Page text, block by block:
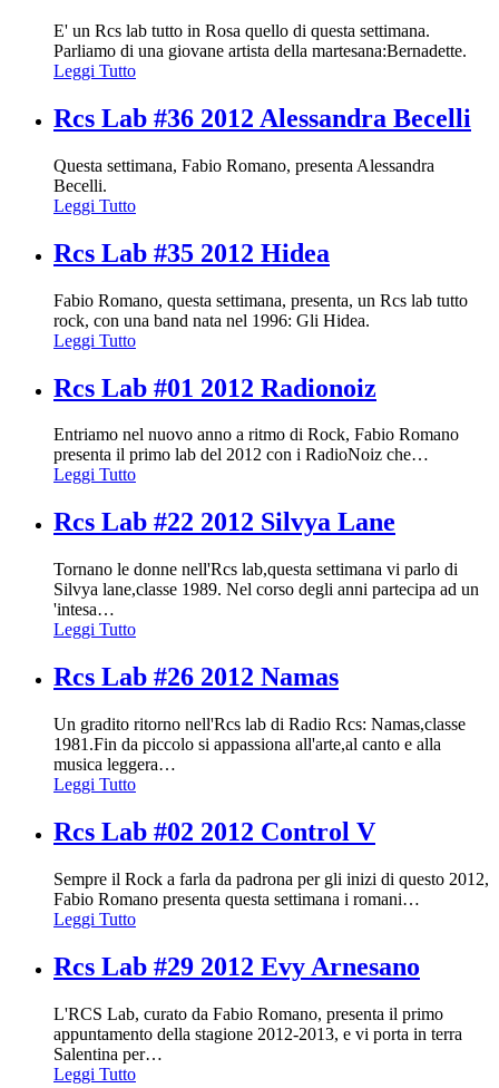
E' un Rcs lab tutto in Rosa quello di questa settimana.
Parliamo di una giovane artista della martesana:Bernadette.
Leggi Tutto
Rcs Lab #36 2012 Alessandra Becelli
Questa settimana, Fabio Romano, presenta Alessandra
Becelli.
Leggi Tutto
Rcs Lab #35 2012 Hidea
Fabio Romano, questa settimana, presenta, un Rcs lab tutto
rock, con una band nata nel 1996: Gli Hidea.
Leggi Tutto
Rcs Lab #01 2012 Radionoiz
Entriamo nel nuovo anno a ritmo di Rock, Fabio Romano
presenta il primo lab del 2012 con i RadioNoiz che…
Leggi Tutto
Rcs Lab #22 2012 Silvya Lane
Tornano le donne nell'Rcs lab,questa settimana vi parlo di
Silvya lane,classe 1989. Nel corso degli anni partecipa ad un
'intesa…
Leggi Tutto
Rcs Lab #26 2012 Namas
Un gradito ritorno nell'Rcs lab di Radio Rcs: Namas,classe
1981.Fin da piccolo si appassiona all'arte,al canto e alla
musica leggera…
Leggi Tutto
Rcs Lab #02 2012 Control V
Sempre il Rock a farla da padrona per gli inizi di questo 2012,
Fabio Romano presenta questa settimana i romani…
Leggi Tutto
Rcs Lab #29 2012 Evy Arnesano
L'RCS Lab, curato da Fabio Romano, presenta il primo
appuntamento della stagione 2012-2013, e vi porta in terra
Salentina per…
Leggi Tutto